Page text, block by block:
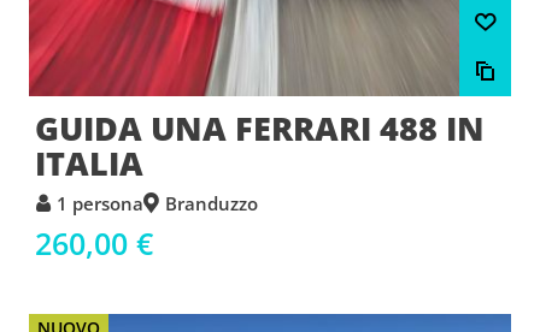
GUIDA UNA FERRARI 488 IN
ITALIA
1 persona Branduzzo
260,00 €